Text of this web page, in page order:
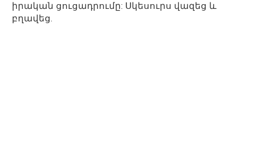
իրական ցուցադրումը: Սկեսուրս վազեց և
բղավեց.